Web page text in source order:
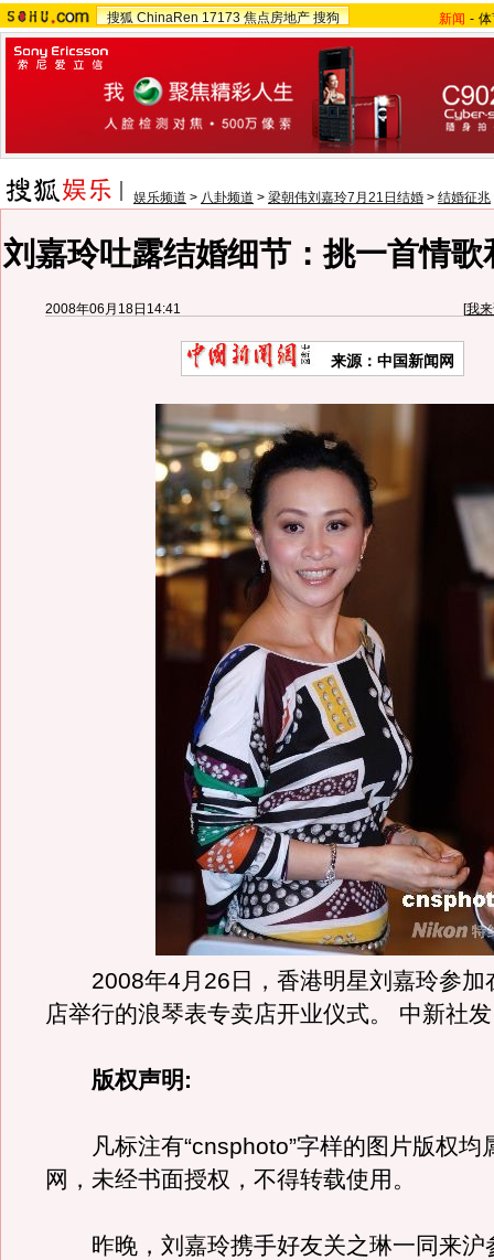
搜狐 ChinaRen 17173 焦点房地产 搜狗 新闻 -
娱乐频道 > 八卦频道 > 梁朝伟刘嘉玲7月21日结婚 > 结婚征兆
刘嘉玲吐露结婚细节：挑一首情歌
2008年06月18日14:41 [我
来源：中国新闻网
2008年4月26日，香港明星刘嘉玲参加
店举行的浪琴表专卖店开业仪式。 中新社
版权声明:
凡标注有“cnsphoto”字样的图片版权均
网，未经书面授权，不得转载使用。
昨晚，刘嘉玲携手好友关之琳一同来沪